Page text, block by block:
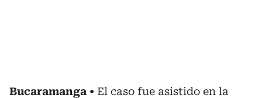
Bucaramanga
El caso fue asistido en la